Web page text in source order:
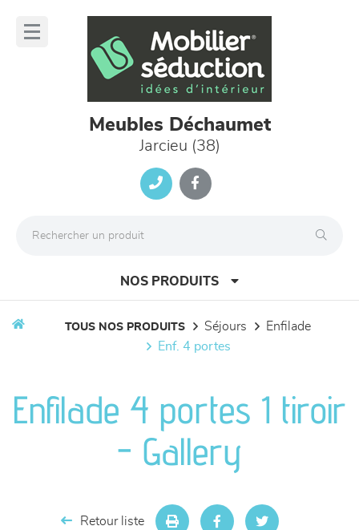
Meubles Déchaumet
Jarcieu (38)
NOS PRODUITS
séjours
meubles de complément
TOUS NOS PRODUITS séjours
enfilade
enf. 4 portes
Enfilade 4 portes 1 tiroir
- Gallery
Retour liste